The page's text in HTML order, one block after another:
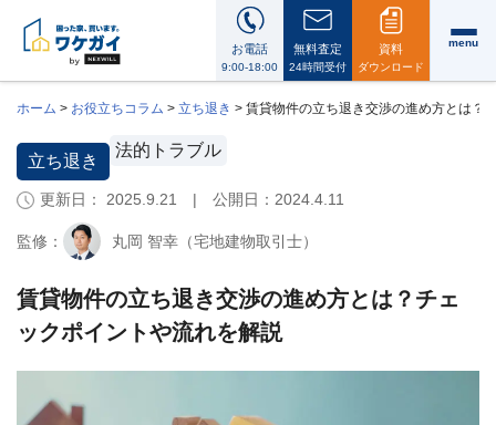
お電話
9:00-18:00
無料査定
24時間受付
資料
ダウンロード
menu
i
ワ
ケ
ガ
に
つ
い
会
ホーム > お役立ちコラム > 立ち退き > 賃貸物件の立ち退き交渉の進め方とは？
立ち退き
法的トラブル
更新日： 2025.9.21 | 公開日： 2024.4.11
監修： 丸岡 智幸（宅地建物取引士）
賃貸物件の立ち退き交渉の進め方とは？チェ
ックポイントや流れを解説